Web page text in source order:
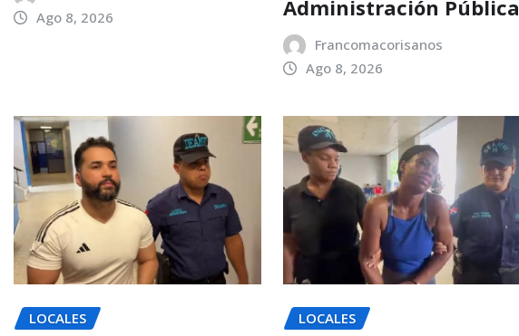
Ago 8, 2026
Administración Pública
Francomacorisanos
Ago 8, 2026
LOCALES LOCALES